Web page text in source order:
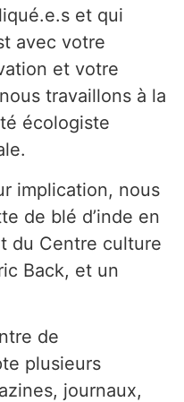
et qui
avec votre
et votre
travaillons à la
écologiste
implication, nous
de blé d’inde en
du Centre culture
Back, et un
de
plusieurs
journaux,